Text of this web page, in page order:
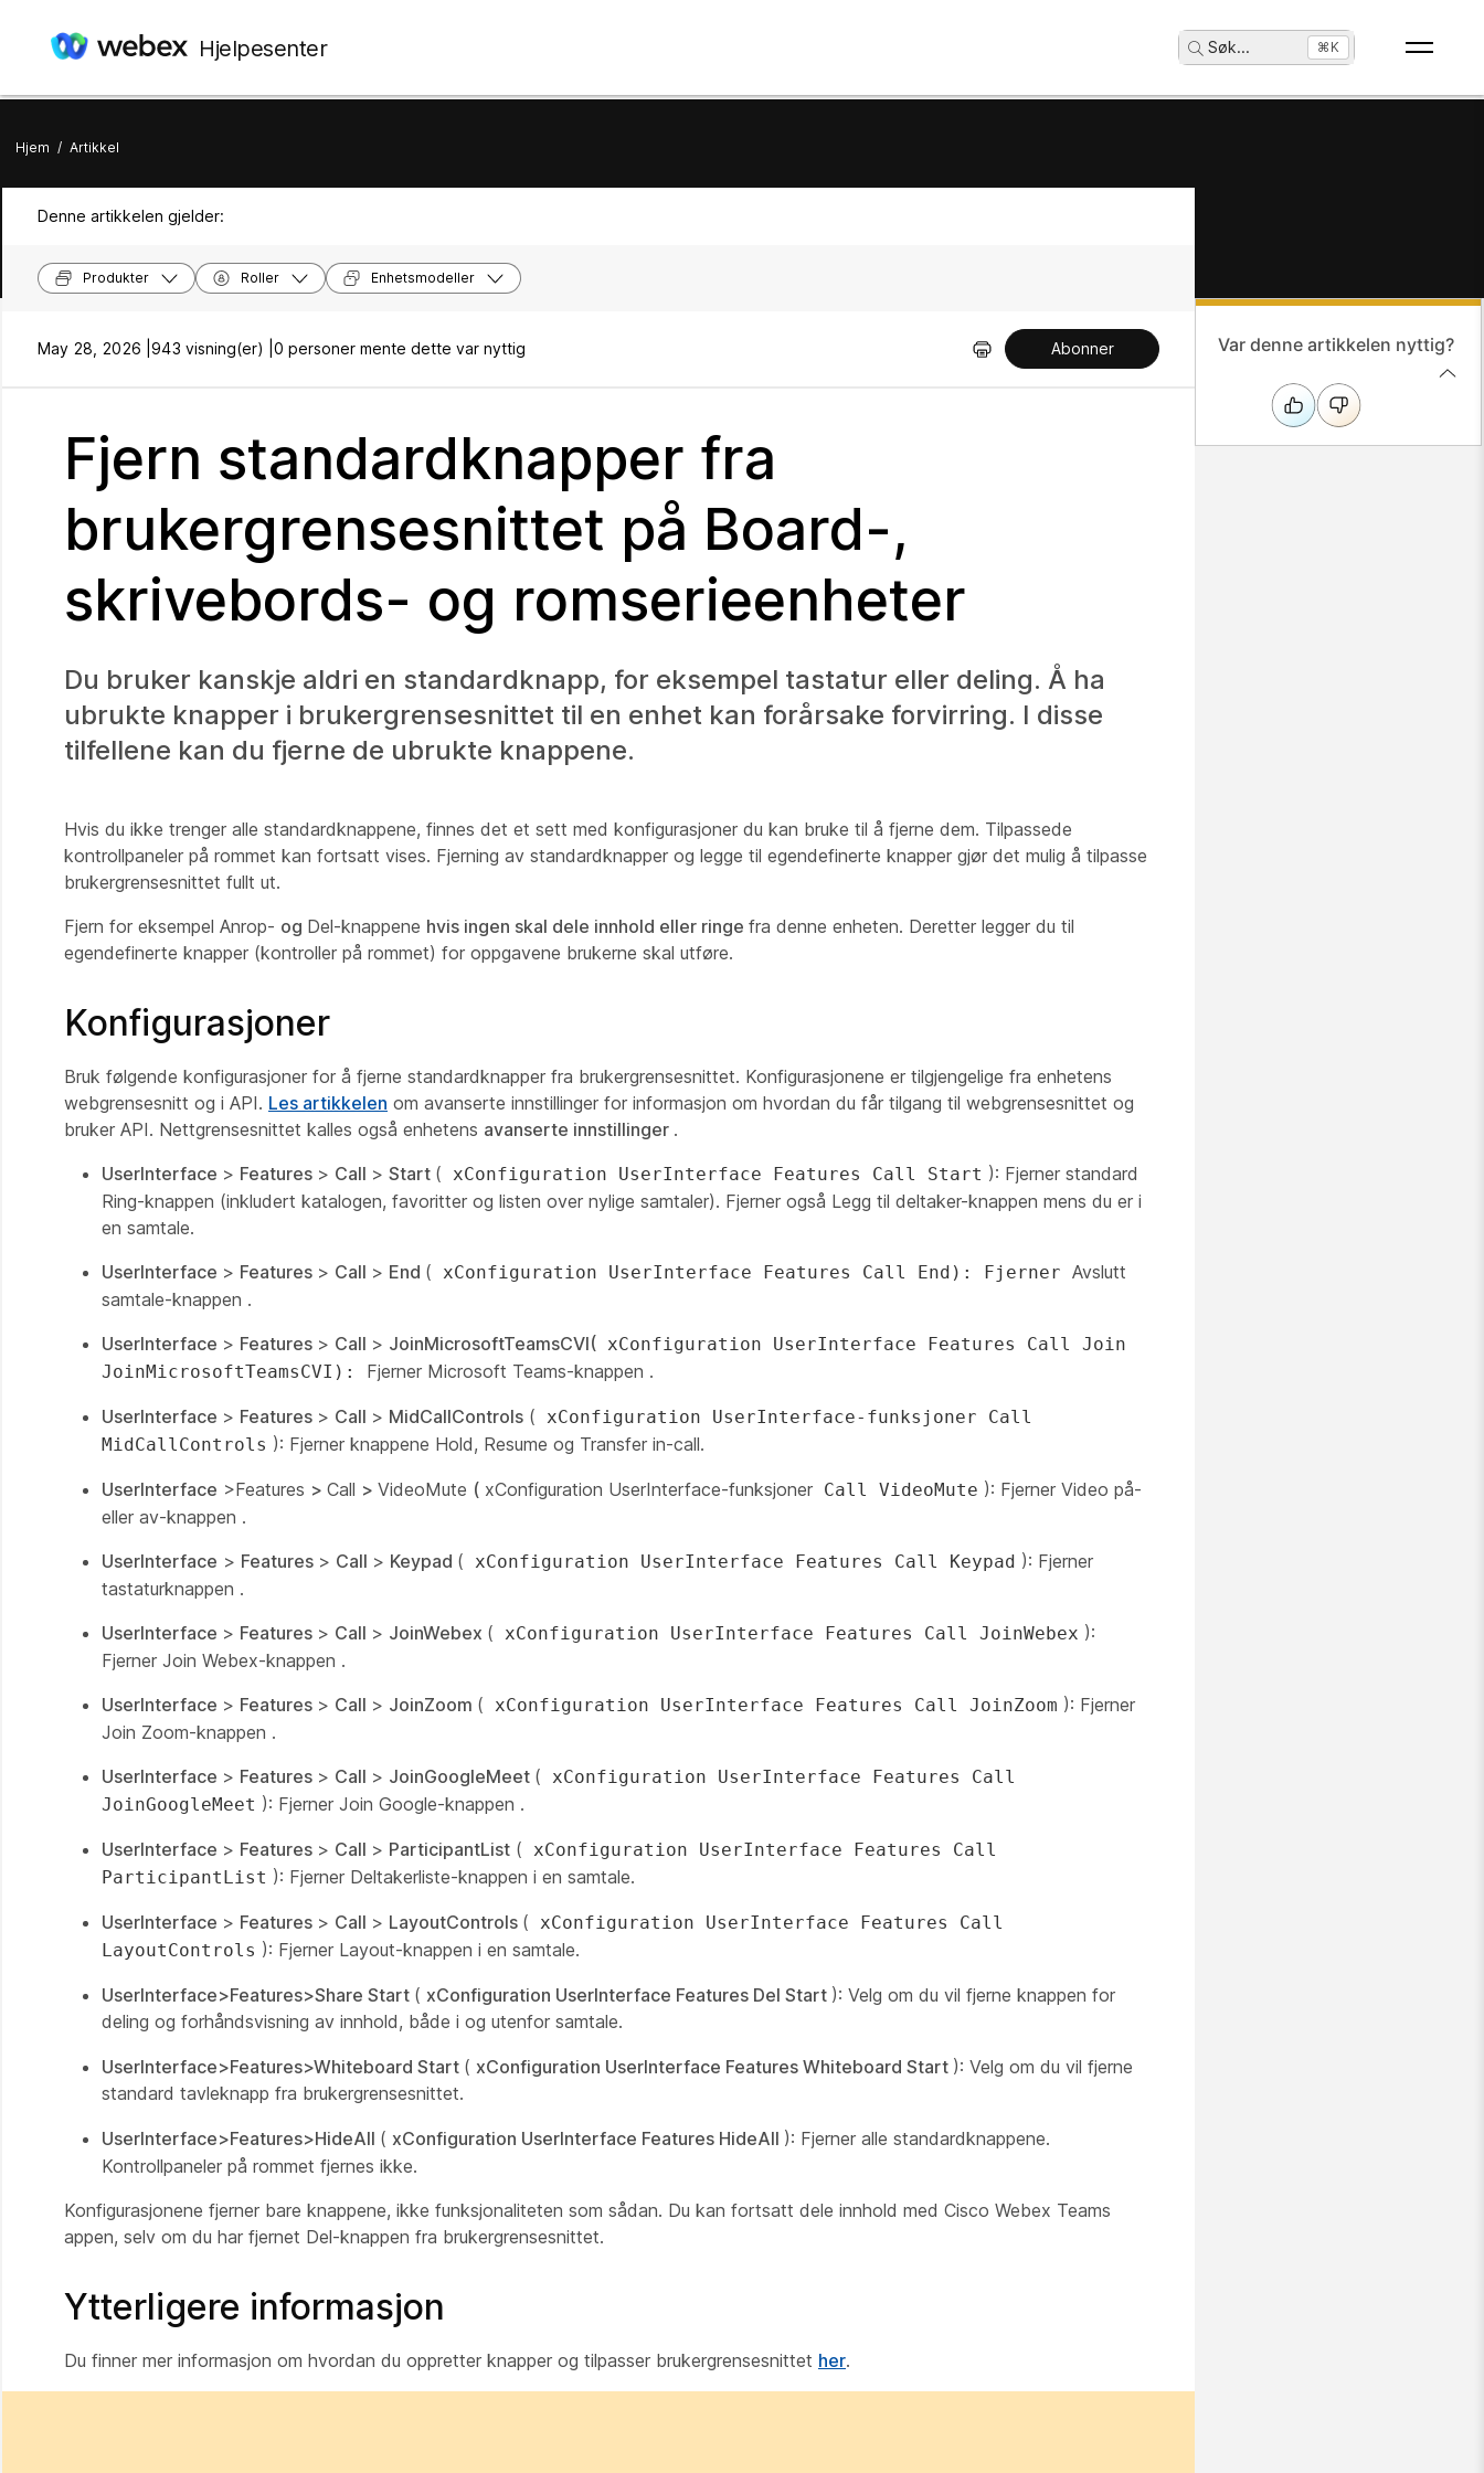
Hjelpesenter Søk... ⌘K
Hjem / Artikkel
Denne artikkelen gjelder:
Produkter Roller Enhetsmodeller
May 28, 2026 | 943 visning(er) | 0 personer mente dette var nyttig Abonner
Fjern standardknapper fra
brukergrensesnittet på Board-,
skrivebords- og romserieenheter
Du bruker kanskje aldri en standardknapp, for eksempel tastatur eller deling. Å ha
ubrukte knapper i brukergrensesnittet til en enhet kan forårsake forvirring. I disse
tilfellene kan du fjerne de ubrukte knappene.
Hvis du ikke trenger alle standardknappene, finnes det et sett med konfigurasjoner du kan bruke til å fjerne dem. Tilpassede
kontrollpaneler på rommet kan fortsatt vises. Fjerning av standardknapper og legge til egendefinerte knapper gjør det mulig å tilpasse
brukergrensesnittet fullt ut.
Fjern for eksempel Anrop- og Del-knappene hvis ingen skal dele innhold eller ringe fra denne enheten. Deretter legger du til
egendefinerte knapper (kontroller på rommet) for oppgavene brukerne skal utføre.
Konfigurasjoner
Bruk følgende konfigurasjoner for å fjerne standardknapper fra brukergrensesnittet. Konfigurasjonene er tilgjengelige fra enhetens
webgrensesnitt og i API. Les artikkelen om avanserte innstillinger for informasjon om hvordan du får tilgang til webgrensesnittet og
bruker API. Nettgrensesnittet kalles også enhetens avanserte innstillinger .
UserInterface > Features > Call > Start ( xConfiguration UserInterface Features Call Start ): Fjerner standard
Ring-knappen (inkludert katalogen, favoritter og listen over nylige samtaler). Fjerner også Legg til deltaker-knappen mens du er i
en samtale.
UserInterface > Features > Call > End ( xConfiguration UserInterface Features Call End): Fjerner Avslutt
samtale-knappen .
UserInterface > Features > Call > JoinMicrosoftTeamsCVI(
xConfiguration UserInterface Features Call Join
JoinMicrosoftTeamsCVI):
Fjerner Microsoft Teams-knappen .
UserInterface > Features > Call > MidCallControls (
xConfiguration UserInterface-funksjoner Call
MidCallControls ): Fjerner knappene Hold, Resume og Transfer in-call.
UserInterface >Features > Call > VideoMute ( xConfiguration UserInterface-funksjoner Call VideoMute ): Fjerner Video på-
eller av-knappen .
UserInterface > Features > Call > Keypad ( xConfiguration UserInterface Features Call Keypad ): Fjerner
tastaturknappen .
UserInterface > Features > Call > JoinWebex ( xConfiguration UserInterface Features Call JoinWebex ):
Fjerner Join Webex-knappen .
UserInterface > Features > Call > JoinZoom ( xConfiguration UserInterface Features Call JoinZoom ): Fjerner
Join Zoom-knappen .
UserInterface > Features > Call > JoinGoogleMeet (
xConfiguration UserInterface Features Call
JoinGoogleMeet ): Fjerner Join Google-knappen .
UserInterface > Features > Call > ParticipantList (
xConfiguration UserInterface Features Call
ParticipantList ): Fjerner Deltakerliste-knappen i en samtale.
UserInterface > Features > Call > LayoutControls (
xConfiguration UserInterface Features Call
LayoutControls ): Fjerner Layout-knappen i en samtale.
UserInterface>Features>Share Start ( xConfiguration UserInterface Features Del Start ): Velg om du vil fjerne knappen for
deling og forhåndsvisning av innhold, både i og utenfor samtale.
UserInterface>Features>Whiteboard Start ( xConfiguration UserInterface Features Whiteboard Start ): Velg om du vil fjerne
standard tavleknapp fra brukergrensesnittet.
UserInterface>Features>HideAll ( xConfiguration UserInterface Features HideAll ): Fjerner alle standardknappene.
Kontrollpaneler på rommet fjernes ikke.
Konfigurasjonene fjerner bare knappene, ikke funksjonaliteten som sådan. Du kan fortsatt dele innhold med Cisco Webex Teams
appen, selv om du har fjernet Del-knappen fra brukergrensesnittet.
Ytterligere informasjon
Du finner mer informasjon om hvordan du oppretter knapper og tilpasser brukergrensesnittet her.
Var denne artikkelen nyttig?